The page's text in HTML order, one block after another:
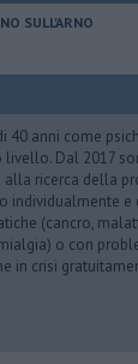
SULL'ARNO
40 anni come
Dal 2017
ricerca della
individualmente
(cancro,
o con
in crisi